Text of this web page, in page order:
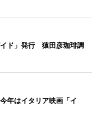
ド」発行 猿田彦珈琲調
年はイタリア映画「イ